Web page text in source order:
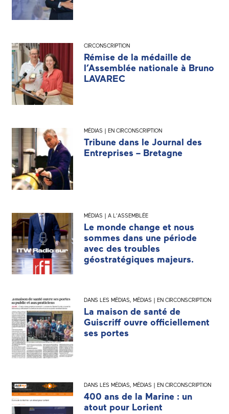
CIRCONSCRIPTION
Rémise de la médaille de
l’Assemblée nationale à Bruno
LAVAREC
MÉDIAS | EN CIRCONSCRIPTION
Tribune dans le Journal des
Entreprises – Bretagne
MÉDIAS | A L'ASSEMBLÉE
Le monde change et nous
sommes dans une période
avec des troubles
géostratégiques majeurs.
DANS LES MÉDIAS, MÉDIAS | EN CIRCONSCRIPTION
La maison de santé de
Guiscriff ouvre officiellement
ses portes
DANS LES MÉDIAS, MÉDIAS | EN CIRCONSCRIPTION
400 ans de la Marine : un
atout pour Lorient